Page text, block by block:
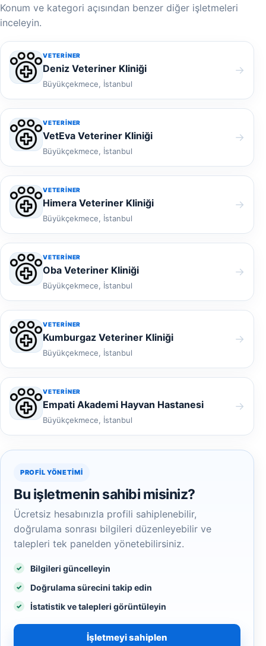
Konum ve kategori açısından benzer diğer işletmeleri
inceleyin.
VETERINER
Deniz Veteriner Kliniği
Büyükçekmece, İstanbul
→
VETERINER
VetEva Veteriner Kliniği
Büyükçekmece, İstanbul
→
VETERINER
Himera Veteriner Kliniği
Büyükçekmece, İstanbul
→
VETERINER
Oba Veteriner Kliniği
Büyükçekmece, İstanbul
→
VETERINER
Kumburgaz Veteriner Kliniği
Büyükçekmece, İstanbul
→
VETERINER
Empati Akademi Hayvan Hastanesi
Büyükçekmece, İstanbul
→
PROFIL YÖNETIMI
Bu işletmenin sahibi misiniz?
Ücretsiz hesabınızla profili sahiplenebilir,
doğrulama sonrası bilgileri düzenleyebilir ve
talepleri tek panelden yönetebilirsiniz.
Bilgileri güncelleyin
Doğrulama sürecini takip edin
İstatistik ve talepleri görüntüleyin
İşletmeyi sahiplen